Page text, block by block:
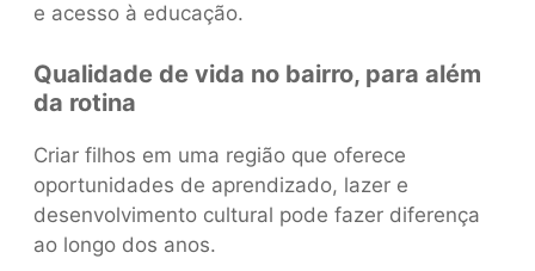
e acesso à educação.
Qualidade de vida no bairro, para além
da rotina
Criar filhos em uma região que oferece
oportunidades de aprendizado, lazer e
desenvolvimento cultural pode fazer diferença
ao longo dos anos.